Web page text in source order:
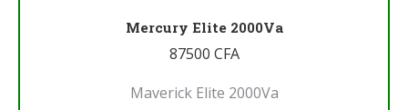
Mercury Elite 2000Va
87500 CFA
Maverick Elite 2000Va